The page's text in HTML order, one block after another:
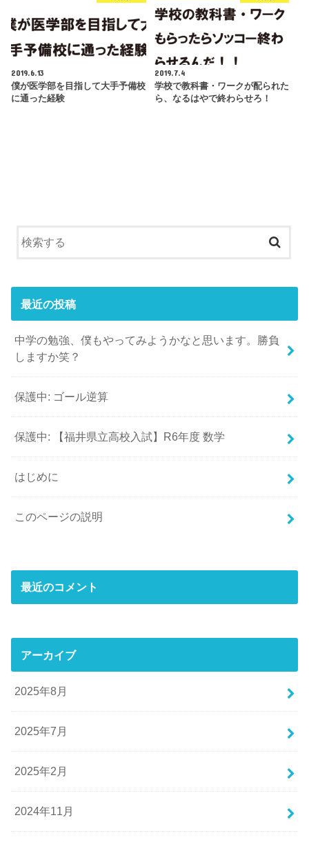
2019.6.13
僕が医学部を目指して大手予備校
に通った経験
2019.7.4
学校で教科書・ワークが配られた
ら、なるはやで終わらせろ！
最近の投稿
中学の勉強、僕もやってみようかなと思います。勝負
しますか笑？
保護中: ゴール逆算
保護中: 【福井県立高校入試】R6年度 数学
はじめに
このページの説明
最近のコメント
アーカイブ
2025年8月
2025年7月
2025年2月
2024年11月